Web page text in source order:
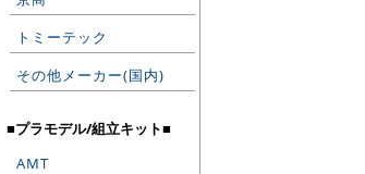
トミーテック
その他メーカー(国内)
■プラモデル/組立キット■
AMT